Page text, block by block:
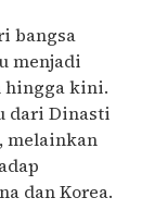
bangsa
menjadi
hingga kini.
dari Dinasti
melainkan
dan Korea.